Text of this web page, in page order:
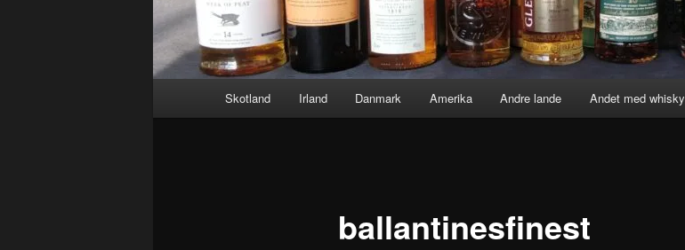
Skotland Irland Danmark Amerika Andre lande Andet med whisky
ballantinesfinest